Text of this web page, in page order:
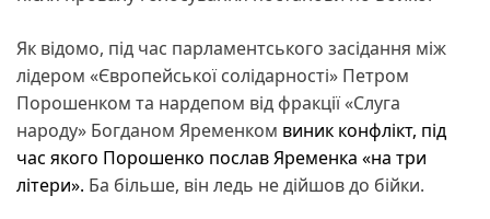
Як відомо, під час парламентського засідання між
лідером «Європейської солідарності» Петром
Порошенком та нардепом від фракції «Слуга
народу» Богданом Яременком виник конфлікт, під
час якого Порошенко послав Яременка «на три
літери». Ба більше, він ледь не дійшов до бійки.